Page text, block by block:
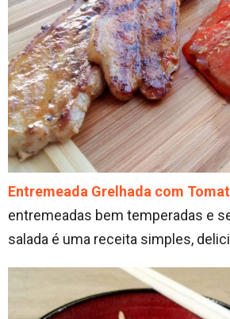
Entremeada Grelhada com
entremeadas bem temperadas e
salada é uma receita simples,